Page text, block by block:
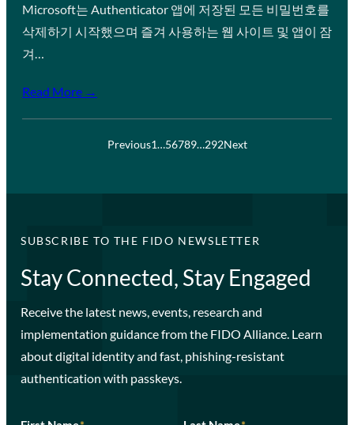
Microsoft는 Authenticator 앱에 저장된 모든 비밀번호를
삭제하기 시작했으며 즐겨 사용하는 웹 사이트 및 앱이 잠
겨…
Read More →
Previous1…56789…292Next
SUBSCRIBE TO THE FIDO NEWSLETTER
Stay Connected, Stay Engaged
Receive the latest news, events, research and
implementation guidance from the FIDO Alliance. Learn
about digital identity and fast, phishing-resistant
authentication with passkeys.